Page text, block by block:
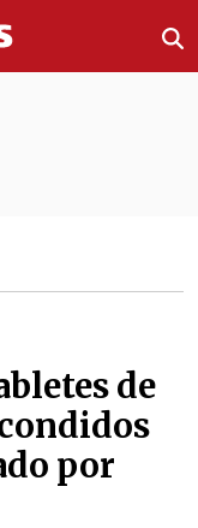
de
por